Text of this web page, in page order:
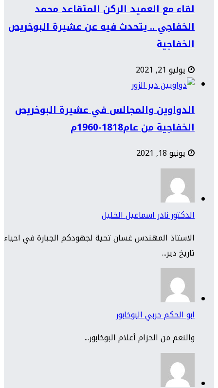
لقاء مع العميد الركن المتقاعد محمد
الخفاجي .. يتحدث فيه عن عشيرة البوخريص
الخفاجية
يوليو 21, 2021
الدواوين والمجالس في عشيرة البوخريص
الخفاجية من عام1818-1960م
يونيو 18, 2021
الدكتور نادر اسماعيل الخليل
الاستاذ المهندس غسان تحية لجهودكم الجبارة في احياء
تاريخ دير...
ابو الحكم حربي البوخابور
والنعم من الحزام أعلام البوخابور...